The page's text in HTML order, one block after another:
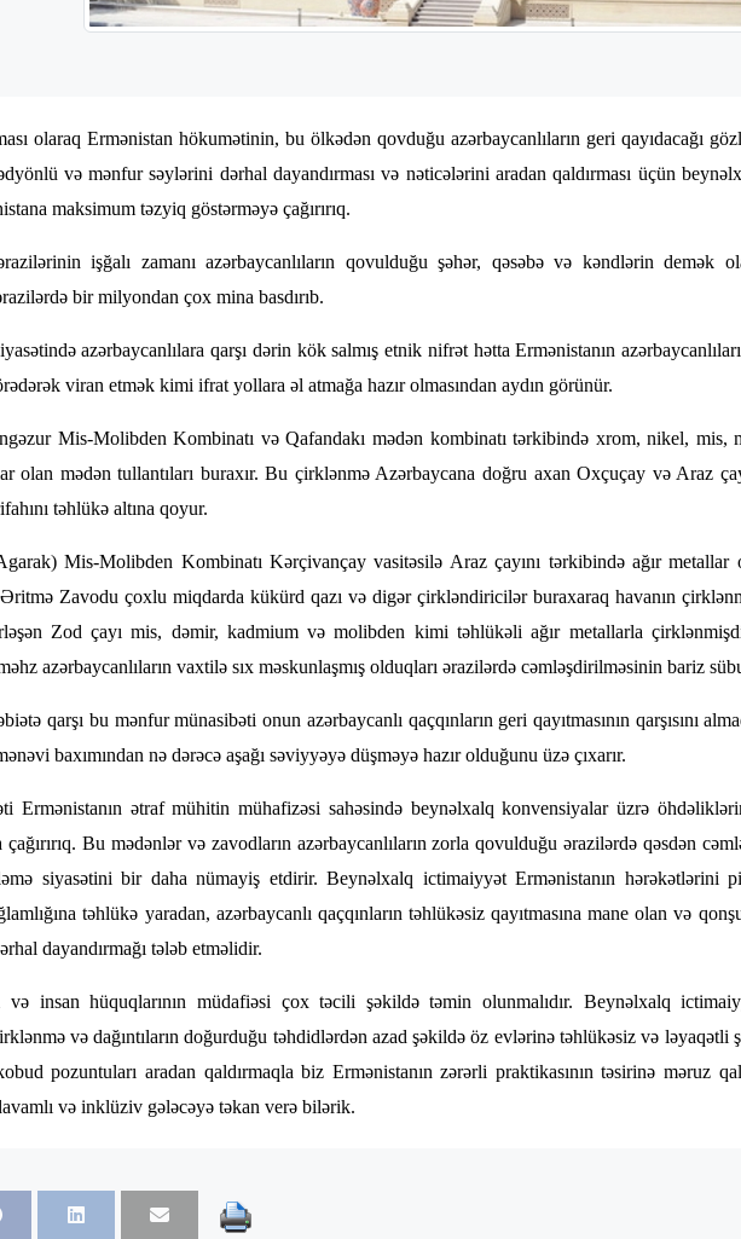
olaraq Ermənistan hökumətinin, bu ölkədən qovduğu azərbaycanlıların geri qayıdacağı
və mənfur səylərini dərhal dayandırması və nəticələrini aradan qaldırması üçün
maksimum təzyiq göstərməyə çağırırıq.
işğalı zamanı azərbaycanlıların qovulduğu şəhər, qəsəbə və kəndlərin demək
bir milyondan çox mina basdırıb.
azərbaycanlılara qarşı dərin kök salmış etnik nifrət hətta Ermənistanın
viran etmək kimi ifrat yollara əl atmağa hazır olmasından aydın görünür.
Mis-Molibden Kombinatı və Qafandakı mədən kombinatı tərkibində xrom, nikel,
olan mədən tullantıları buraxır. Bu çirklənmə Azərbaycana doğru axan Oxçuçay və Araz
təhlükə altına qoyur.
Mis-Molibden Kombinatı Kərçivançay vasitəsilə Araz çayını tərkibində ağır metallar
Zavodu çoxlu miqdarda kükürd qazı və digər çirkləndiricilər buraxaraq havanın
Zod çayı mis, dəmir, kadmium və molibden kimi təhlükəli ağır metallarla
azərbaycanlıların vaxtilə sıx məskunlaşmış olduqları ərazilərdə cəmləşdirilməsinin bariz
qarşı bu mənfur münasibəti onun azərbaycanlı qaçqınların geri qayıtmasının qarşısını
baxımından nə dərəcə aşağı səviyyəyə düşməyə hazır olduğunu üzə çıxarır.
Ermənistanın ətraf mühitin mühafizəsi sahəsində beynəlxalq konvensiyalar üzrə
Bu mədənlər və zavodların azərbaycanlıların zorla qovulduğu ərazilərdə qəsdən
siyasətini bir daha nümayiş etdirir. Beynəlxalq ictimaiyyət Ermənistanın hərəkətlərini
təhlükə yaradan, azərbaycanlı qaçqınların təhlükəsiz qayıtmasına mane olan və
dayandırmağı tələb etməlidir.
və insan hüquqlarının müdafiəsi çox təcili şəkildə təmin olunmalıdır. Beynəlxalq
və dağıntıların doğurduğu təhdidlərdən azad şəkildə öz evlərinə təhlükəsiz və ləyaqətli
pozuntuları aradan qaldırmaqla biz Ermənistanın zərərli praktikasının təsirinə məruz
və inklüziv gələcəyə təkan verə bilərik.